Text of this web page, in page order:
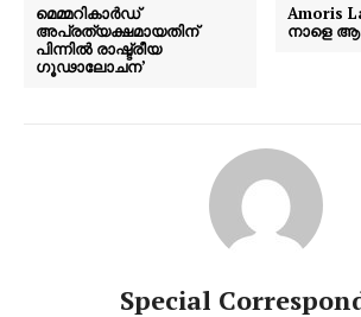
മെമ്മറികാർഡ്
അപ്രത്യക്ഷമായതിന്
പിന്നിൽ രാഷ്ട്രീയ
ഗൂഢാലോചന’
Amoris
നാളെ
Special